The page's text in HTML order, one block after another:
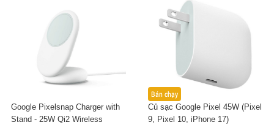
Google Pixelsnap Charger with
Stand - 25W Qi2 Wireless
Bán chạy
Củ sạc Google Pixel 45W (Pixel
9, Pixel 10, iPhone 17)